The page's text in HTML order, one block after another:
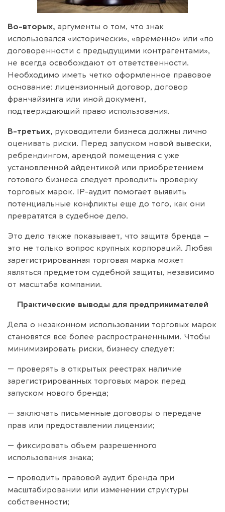
Во-вторых, аргументы о том, что знак
использовался «исторически», «временно» или «по
договоренности с предыдущими контрагентами»,
не всегда освобождают от ответственности.
Необходимо иметь четко оформленное правовое
основание: лицензионный договор, договор
франчайзинга или иной документ,
подтверждающий право использования.
В-третьих, руководители бизнеса должны лично
оценивать риски. Перед запуском новой вывески,
ребрендингом, арендой помещения с уже
установленной айдентикой или приобретением
готового бизнеса следует проводить проверку
торговых марок. IP-аудит помогает выявить
потенциальные конфликты еще до того, как они
превратятся в судебное дело.
Это дело также показывает, что защита бренда –
это не только вопрос крупных корпораций. Любая
зарегистрированная торговая марка может
являться предметом судебной защиты, независимо
от масштаба компании.
Практические выводы для предпринимателей
Дела о незаконном использовании торговых марок
становятся все более распространенными. Чтобы
минимизировать риски, бизнесу следует:
— проверять в открытых реестрах наличие
зарегистрированных торговых марок перед
запуском нового бренда;
— заключать письменные договоры о передаче
прав или предоставлении лицензии;
— фиксировать объем разрешенного
использования знака;
— проводить правовой аудит бренда при
масштабировании или изменении структуры
собственности;